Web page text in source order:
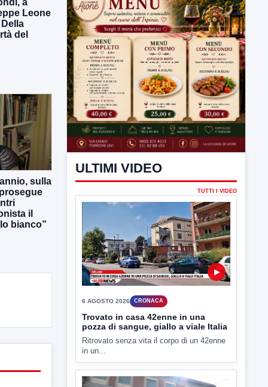
a
Leone
del
sulla
il
bianco”
ULTIMI VIDEO
▶
6 AGOSTO 2026 CRONACA
Trovato in casa 42enne in una
pozza di sangue, giallo a viale Italia
Ritrovato senza vita il corpo di un 42enne
in un...